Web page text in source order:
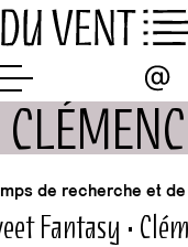
de recherche et
Fantasy •